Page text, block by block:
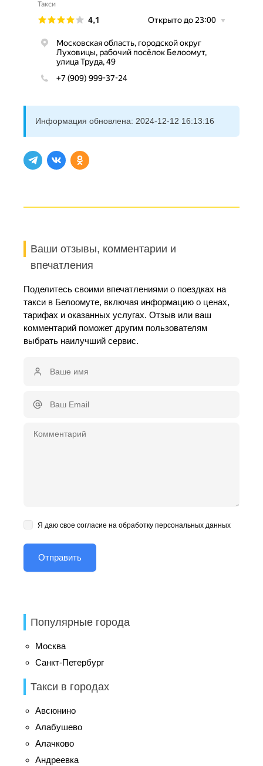
Информация обновлена: 2024-12-12 16:13:16
Ваши отзывы, комментарии и
впечатления
Поделитесь своими впечатлениями о поездках на
такси в Белоомуте, включая информацию о ценах,
тарифах и оказанных услугах. Отзыв или ваш
комментарий поможет другим пользователям
выбрать наилучший сервис.
Я даю свое согласие на обработку персональных данных
Популярные города
Москва
Санкт-Петербург
Такси в городах
Авсюнино
Алабушево
Алачково
Андреевка